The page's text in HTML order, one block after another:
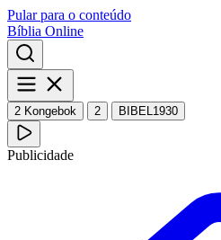
Pular para o conteúdo
Bíblia Online
2 Kongebok 2 BIBEL1930
Publicidade